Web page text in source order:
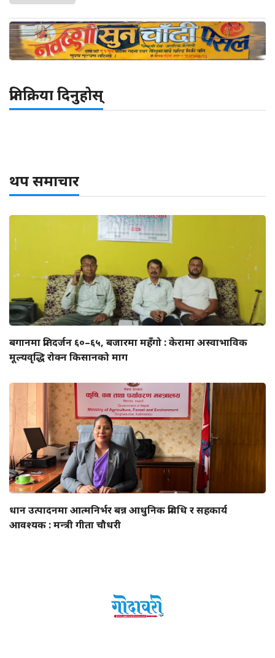
प्रतिक्रिया दिनुहोस्
थप समाचार
बगानमा प्रतिदर्जन ६०–६५, बजारमा महँगो : केरामा अस्वाभाविक
मूल्यवृद्धि रोक्न किसानको माग
धान उत्पादनमा आत्मनिर्भर बन्न आधुनिक प्रविधि र सहकार्य
आवश्यक : मन्त्री गीता चौधरी